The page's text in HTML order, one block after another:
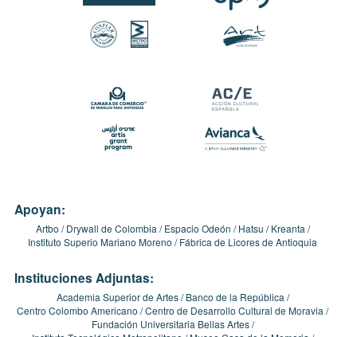
Apoyan:
Artbo Drywall de Colombia Espacio Odeón Hatsu
Kreanta
Instituto Superio Mariano Moreno
Fábrica de Licores de Antioquia
Instituciones Adjuntas:
Academia Superior de Artes
Banco de la República
Centro Colombo Americano Centro de Desarrollo Cultural de Moravia
Fundación Universitaria Bellas Artes